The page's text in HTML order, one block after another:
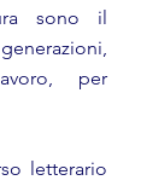
sono il
per
letterario